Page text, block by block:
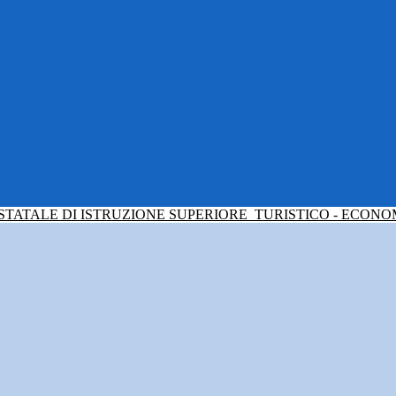
DI ISTRUZIONE SUPERIORE TURISTICO -